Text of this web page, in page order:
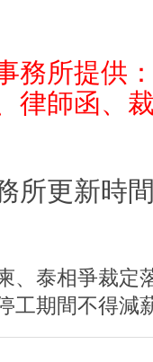
務所提供
律師函、
所更新時間
、泰相爭裁定
工期間不得減